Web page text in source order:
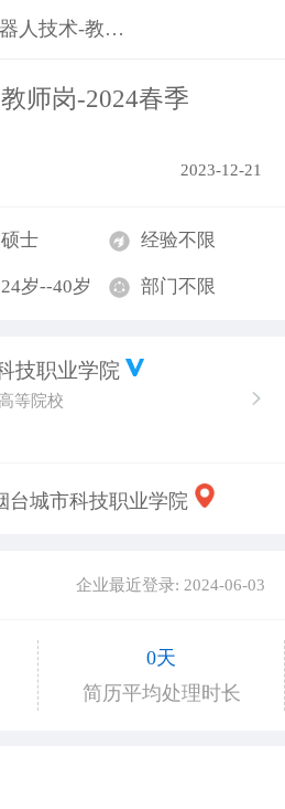
工业机器人技术-教师岗-2024春季
师岗-2024春季
2023-12-21
硕士 经验不限
24岁--40岁 部门不限
技职业学院
等院校
台城市科技职业学院
企业最近登录: 2024-06-03
0天
简历平均处理时长